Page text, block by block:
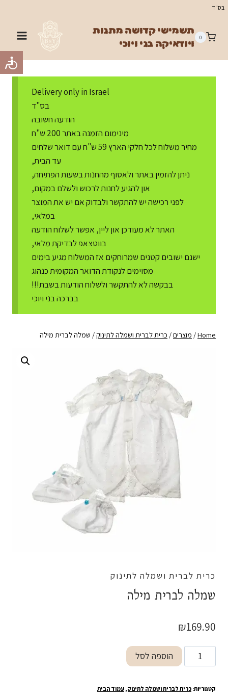
Skip
content
בס"ד
0
תשמישי קדושה מתנות
ויודאיקה בני ויוכי
Delivery only in Israel
בס"ד
הודעה חשובה
מינימום הזמנה באתר 200 ש"ח
מחיר משלוח לכל חלקי הארץ 59 ש"ח עם דואר שלחים
עד הבית,
ניתן להזמין באתר ולאסוף מהחנות בשעות הפתיחה,
און להגיע לחנות לרכוש ולשלם במקום,
לפני רכישה יש להתקשר ולבדוק אם יש את המוצר
במלאי,
האתר לא מעודכן און ליין, אפשר לשלוח הודעה
בווטצאפ לבדיקת מלאי,
ישנם ישובים קטנים שמרוחקים אז המשלוח מגיע בימים
מסוימים לנקודת הדואר המקומית כנהוג
בבקשה לא להתקשר ולשלוח הודעות בשבת!!!
בברכה בני ויוכי
Home
/ מוצרים/ כרית לברית ושמלה לתינוק/ שמלה לברית מילה
כרית לברית ושמלה לתינוק
שמלה לברית מילה
₪169.90
כמות
של
לברית
הוספה לסל
קטגוריות: כרית לברית ושמלה לתינוק, עמוד הבית